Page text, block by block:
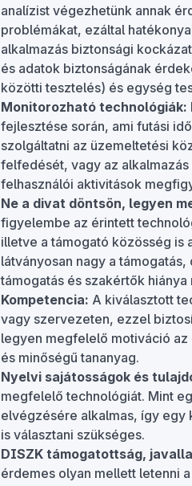
analízist végezhetünk annak
problémákat, ezáltal
alkalmazás biztonsági
és adatok biztonságának
közötti tesztelés) és egység
Monitorozható technológiák:
fejlesztése során, ami futási
szolgáltatni az üzemeltetési
felfedését, vagy az
felhasználói aktivitások
Ne a divat döntsön, legyen
figyelembe az érintett
illetve a támogató közösség is
látványosan nagy a
támogatás és szakértők hiánya
Kompetencia: A kiválasztott
vagy szervezeten, ezzel
legyen megfelelő motiváció
és minőségű tananyag.
Nyelvi sajátosságok és
megfelelő technológiát. Mint
elvégzésére alkalmas, így
is választani szükséges.
DISZK támogatottság,
érdemes olyan mellett letenni